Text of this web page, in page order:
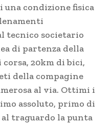
condizione fisica
tecnico societario
di partenza della
20km di bici,
della compagine
al via. Ottimi i
assoluto, primo di
traguardo la punta